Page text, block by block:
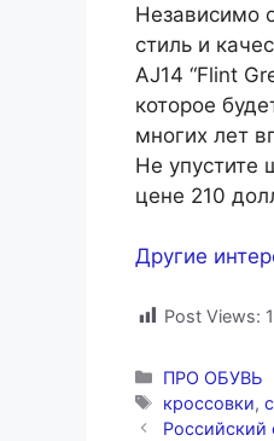
Независимо
стиль и
AJ14 “Flint
которое
многих лет
Не упустите
цене 210
Другие
Post Views:
Рубрики
ПРО ОБУВЬ
Метки
кроссовки,
Российский